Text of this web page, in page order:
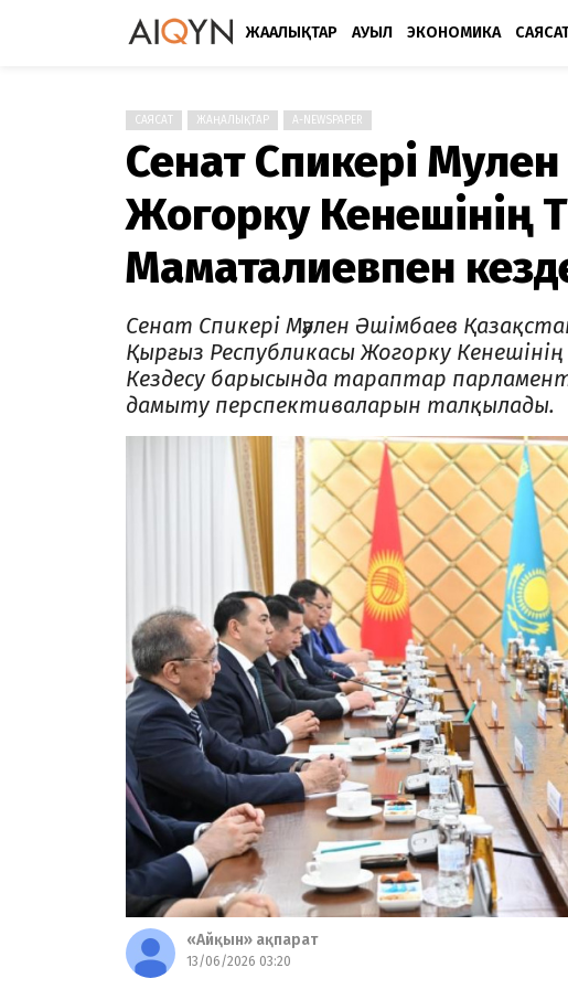
ЖАҢАЛЫҚТАР АУЫЛ ЭКОНОМИКА
САЯСАТ ЖАҢАЛЫҚТАР A-NEWSPAPER
Сенат Спикері
Жогорку Кенешінің
Маматалиевпен
Сенат Спикері Мәулен Әшімбаев
Қырғыз Республикасы Жогорку
Кездесу барысында тараптар
дамыту перспективаларын талқылады.
«Айқын» ақпарат
13/06/2026 03:20